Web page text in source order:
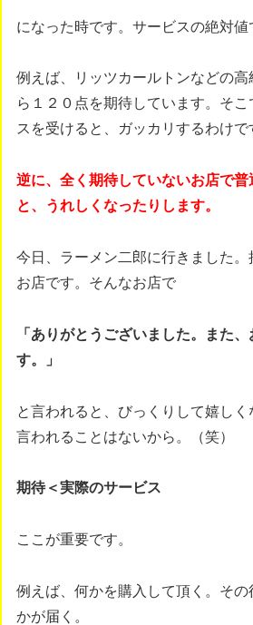
になった時です。サービスの絶対値
例えば、リッツカールトンなどの
ら１２０点を期待しています。そ
スを受けると、ガッカリするわけで
逆に、全く期待していないお店で
と、うれしくなったりします。
今日、ラーメン二郎に行きました
お店です。そんなお店で
「ありがとうございました。また
す。」
と言われると、びっくりして嬉し
言われることはないから。（笑）
期待＜実際のサービス
ここが重要です。
例えば、何かを購入して頂く。そ
かが届く。